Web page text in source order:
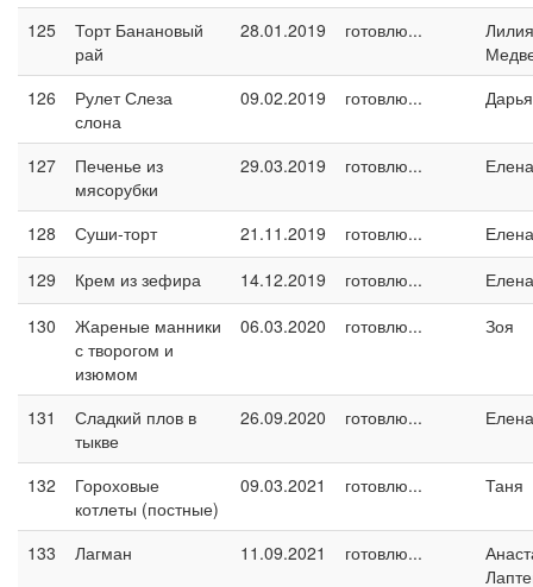
125
Торт Банановый
рай
28.01.2019 готовлю...
Лилия
126
Рулет Слеза
слона
09.02.2019 готовлю... Дарья
127
Печенье из
мясорубки
29.03.2019 готовлю...
128 Суши-торт 21.11.2019 готовлю...
129
Крем из зефира 14.12.2019 готовлю...
130
Жареные манники
с творогом и
изюмом
06.03.2020 готовлю... Зоя
131
Сладкий плов в
тыкве
26.09.2020 готовлю...
132
Гороховые
котлеты (постные)
09.03.2021 готовлю... Таня
133 Лагман 11.09.2021 готовлю...